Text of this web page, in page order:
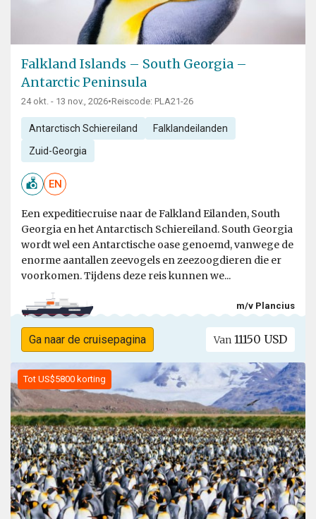
Falkland Islands – South Georgia –
Antarctic Peninsula
24 okt. - 13 nov., 2026•Reiscode: PLA21-26
Antarctisch Schiereiland Falklandeilanden
Zuid-Georgia
EN
Een expeditiecruise naar de Falkland Eilanden, South
Georgia en het Antarctisch Schiereiland. South Georgia
wordt wel een Antarctische oase genoemd, vanwege de
enorme aantallen zeevogels en zeezoogdieren die er
voorkomen. Tijdens deze reis kunnen we...
m/v Plancius
Ga naar de cruisepagina Van 11150 USD
Tot US$5800 korting